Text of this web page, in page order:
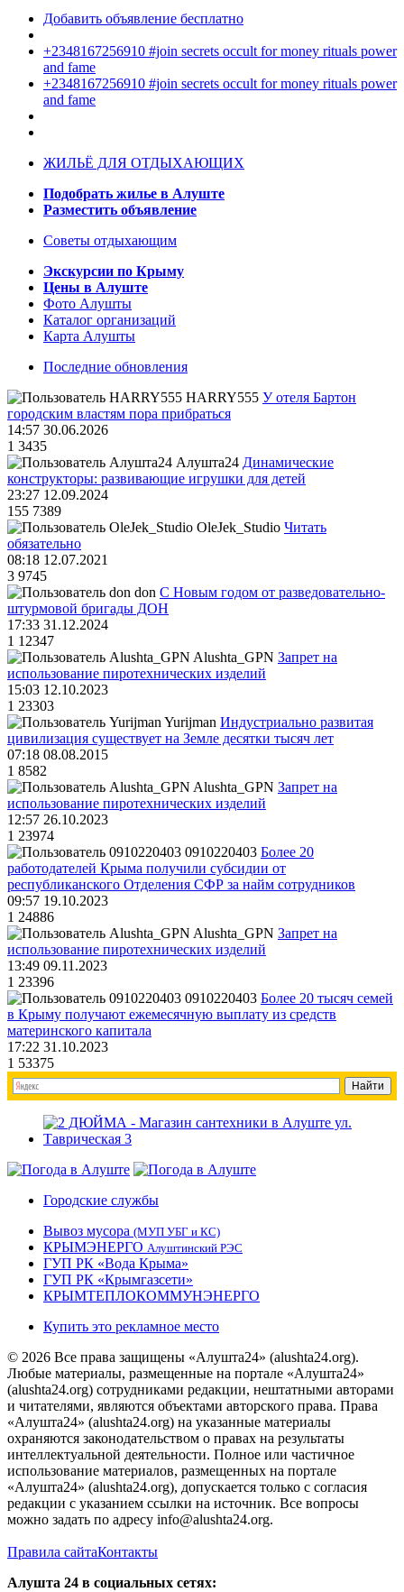
Добавить объявление бесплатно
+2348167256910 #join secrets occult for money rituals power
and fame
+2348167256910 #join secrets occult for money rituals power
and fame
ЖИЛЬЁ ДЛЯ ОТДЫХАЮЩИХ
Подобрать жилье в Алуште
Разместить объявление
Советы отдыхающим
Экскурсии по Крыму
Цены в Алуште
Фото Алушты
Каталог организаций
Карта Алушты
Последние обновления
HARRY555 У отеля Бартон
городским властям пора прибраться
14:57 30.06.2026
1 3435
Алушта24 Динамические
конструкторы: развивающие игрушки для детей
23:27 12.09.2024
155 7389
OleJek_Studio Читать
обязательно
08:18 12.07.2021
3 9745
don С Новым годом от разведовательно-
штурмовой бригады ДОН
17:33 31.12.2024
1 12347
Alushta_GPN Запрет на
использование пиротехнических изделий
15:03 12.10.2023
1 23303
Yurijman Индустриально развитая
цивилизация существует на Земле десятки тысяч лет
07:18 08.08.2015
1 8582
Alushta_GPN Запрет на
использование пиротехнических изделий
12:57 26.10.2023
1 23974
0910220403 Более 20
работодателей Крыма получили субсидии от
республиканского Отделения СФР за найм сотрудников
09:57 19.10.2023
1 24886
Alushta_GPN Запрет на
использование пиротехнических изделий
13:49 09.11.2023
1 23396
0910220403 Более 20 тысяч семей
в Крыму получают ежемесячную выплату из средств
материнского капитала
17:22 31.10.2023
1 53375
Городские службы
Вывоз мусора (МУП УБГ и КС)
КРЫМЭНЕРГО Алуштинский РЭС
ГУП РК «Вода Крыма»
ГУП РК «Крымгазсети»
КРЫМТЕПЛОКОММУНЭНЕРГО
Купить это рекламное место
© 2026 Все права защищены «Алушта24» (alushta24.org).
Любые материалы, размещенные на портале «Алушта24»
(alushta24.org) сотрудниками редакции, нештатными авторами
и читателями, являются объектами авторского права. Права
«Алушта24» (alushta24.org) на указанные материалы
охраняются законодательством о правах на результаты
интеллектуальной деятельности. Полное или частичное
использование материалов, размещенных на портале
«Алушта24» (alushta24.org), допускается только с согласия
редакции с указанием ссылки на источник. Все вопросы
можно задать по адресу info@alushta24.org.
Правила сайтаКонтакты
Алушта 24 в социальных сетях: